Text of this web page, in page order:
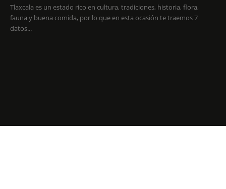
Tlaxcala es un estado rico en cultura, tradiciones, historia, flora,
fauna y buena comida, por lo que en esta ocasión te traemos 7
datos...